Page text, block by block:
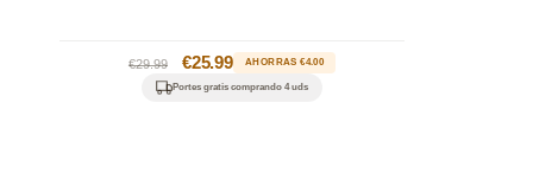
Precio
habitual
€29.99
Precio
oferta
€25.99 AHORRAS €4.00
Portes gratis comprando 4 uds